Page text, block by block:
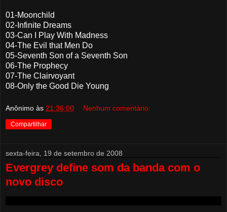
01-Moonchild
02-Infinite Dreams
03-Can I Play With Madness
04-The Evil that Men Do
05-Seventh Son of a Seventh Son
06-The Prophecy
07-The Clairvoyant
08-Only the Good Die Young
Anônimo às 21:36:00 Nenhum comentário:
Compartilhar
sexta-feira, 19 de setembro de 2008
Evergrey define som da banda com o
novo disco